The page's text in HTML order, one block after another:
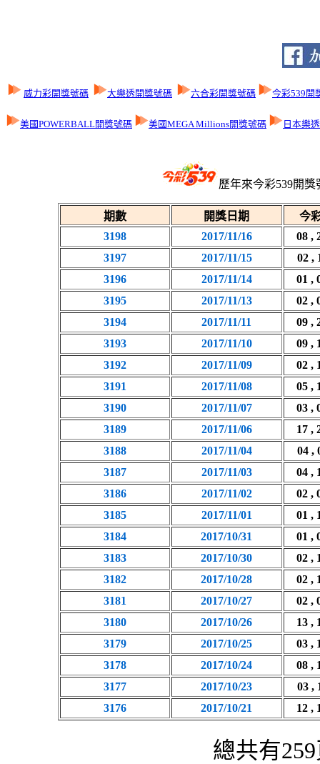
威力彩開獎號碼 大樂透開獎號碼 六合彩開獎號碼 今彩539開
美國POWERBALL開獎號碼 美國MEGA Millions開獎號碼 日本樂
歷年來今彩539開
期數 開獎日期
今
3198
2017/11/16
08 ,
3197
2017/11/15
02 ,
3196
2017/11/14
01 ,
3195
2017/11/13
02 ,
3194
2017/11/11
09 ,
3193
2017/11/10
09 ,
3192
2017/11/09
02 ,
3191
2017/11/08
05 ,
3190
2017/11/07
03 ,
3189
2017/11/06
17 ,
3188
2017/11/04
04 ,
3187
2017/11/03
04 ,
3186
2017/11/02
02 ,
3185
2017/11/01
01 ,
3184
2017/10/31
01 ,
3183
2017/10/30
02 ,
3182
2017/10/28
02 ,
3181
2017/10/27
02 ,
3180
2017/10/26
13 ,
3179
2017/10/25
03 ,
3178
2017/10/24
08 ,
3177
2017/10/23
03 ,
3176
2017/10/21 12 ,
總共有